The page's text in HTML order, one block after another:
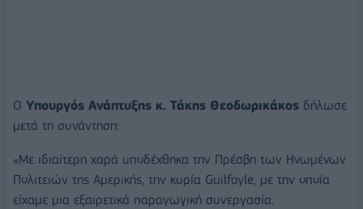
Ο Υπουργός Ανάπτυξης κ. Τάκης Θεοδωρικάκος δήλωσε
μετά τη συνάντηση:
«Με ιδιαίτερη χαρά υποδέχθηκα την Πρέσβη των Ηνωμένων
Πολιτειών της Αμερικής, την κυρία Guilfoyle, με την οποία
είχαμε μια εξαιρετικά παραγωγική συνεργασία.